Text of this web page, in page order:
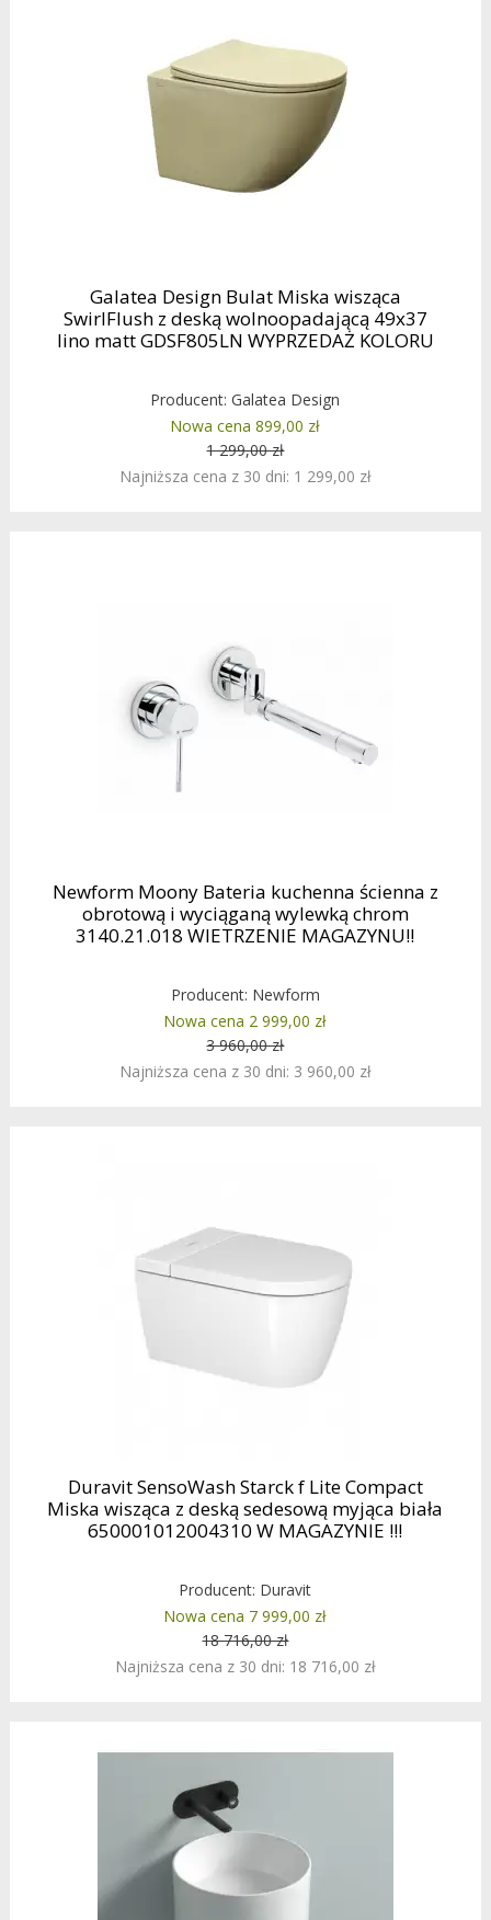
Galatea Design Bulat Miska wisząca
SwirlFlush z deską wolnoopadającą 49x37
lino matt GDSF805LN WYPRZEDAŻ KOLORU
Producent:Galatea Design
Nowa cena 899,00 zł
1 299,00 zł
Najniższa cena z 30 dni: 1 299,00 zł
Newform Moony Bateria kuchenna ścienna z
obrotową i wyciąganą wylewką chrom
3140.21.018 WIETRZENIE MAGAZYNU!!
Producent: Newform
Nowa cena 2 999,00 zł
3 960,00 zł
Najniższa cena z 30 dni: 3 960,00 zł
Duravit SensoWash Starck f Lite Compact
Miska wisząca z deską sedesową myjąca biała
650001012004310 W MAGAZYNIE !!!
Producent: Duravit
Nowa cena 7 999,00 zł
18 716,00 zł
Najniższa cena z 30 dni: 18 716,00 zł